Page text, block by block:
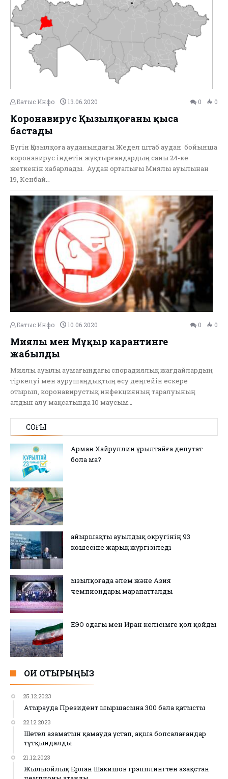
Батыс Инфо 13.06.2020 0 0
Коронавирус Қызылқоғаны қыса
бастады
Бүгін Қызылқоға ауданындағы Жедел штаб аудан бойынша
коронавирус індетін жұқтырғандардың саны 24-ке
жеткенін хабарлады. Аудан орталығы Миялы ауылынан
19, Кенбай…
Батыс Инфо 10.06.2020 0 0
Миялы мен Мұқыр карантинге
жабылды
Миялы ауылы аумағындағы спорадиялық жағдайлардың
тіркелуі мен аурушаңдықтың өсу деңгейін ескере
отырып, коронавирустық инфекцияның таралуының
алдын алу мақсатында 10 маусым…
СОҢҒЫ
Арман Хайруллин Құрылтайға депутат
бола ма?
Қайыршақты ауылдық округінің 93
көшесіне жарық жүргізіледі
Қызылқоғада әлем және Азия
чемпиондары марапатталды
ЕЭО одағы мен Иран келісімге қол қойды
ОҚИ ОТЫРЫҢЫЗ
25.12.2023
Атырауда Президент шыршасына 300 бала қатысты
22.12.2023
Шетел азаматын қамауда ұстап, ақша бопсалағандар
тұтқындалды
21.12.2023
Жылыойлық Ерлан Шакишов грэпплингтен Қазақстан